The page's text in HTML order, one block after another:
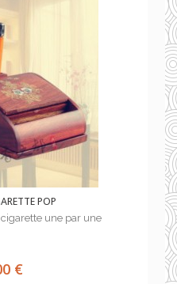
POP
une par une
€